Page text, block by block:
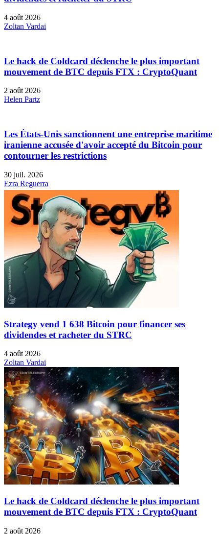
4 août 2026
Zoltan Vardai
Le hack de Coldcard déclenche le plus important
mouvement de BTC depuis FTX : CryptoQuant
2 août 2026
Helen Partz
Les États-Unis sanctionnent une entreprise maritime
iranienne accusée d'avoir accepté du Bitcoin pour
contourner les restrictions
30 juil. 2026
Ezra Reguerra
Strategy vend 1 638 Bitcoin pour financer ses
dividendes et racheter du STRC
4 août 2026
Zoltan Vardai
Le hack de Coldcard déclenche le plus important
mouvement de BTC depuis FTX : CryptoQuant
2 août 2026